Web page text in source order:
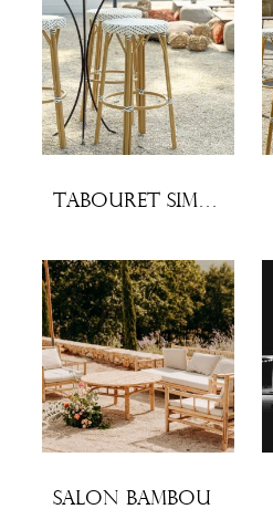
Tabouret Simone
Salon bambou